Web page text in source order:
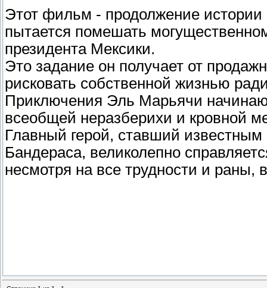
Этот фильм - продолжение истории
пытается помешать
президента Мексики.
Это задание он получает от
рисковать собственной жизнью
Приключения Эль Марьячи
всеобщей неразберихи и кровной
Главный герой, ставший известным
Бандераса, великолепно
несмотря на все трудности и раны,